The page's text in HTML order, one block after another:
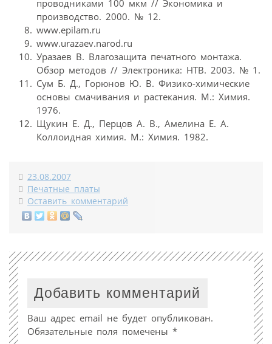
проводниками 100 мкм // Экономика и
производство. 2000. № 12.
www.epilam.ru
www.urazaev.narod.ru
Уразаев В. Влагозащита печатного монтажа.
Обзор методов // Электроника: НТВ. 2003. № 1.
Сум Б. Д., Горюнов Ю. В. Физико-химические
основы смачивания и растекания. М.: Химия.
1976.
Щукин Е. Д., Перцов А. В., Амелина Е. А.
Коллоидная химия. М.: Химия. 1982.
23.08.2007
Печатные платы
Оставить комментарий
Добавить комментарий
Ваш адрес email не будет опубликован.
Обязательные поля помечены *